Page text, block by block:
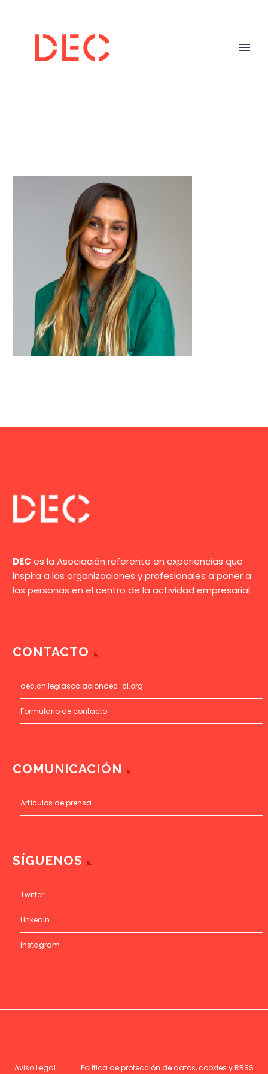
DEC es la Asociación referente en experiencias que
inspira a las organizaciones y profesionales a poner a
las personas en el centro de la actividad empresarial.
CONTACTO
dec.chile@asociaciondec-cl.org
Formulario de contacto
COMUNICACIÓN
Artículos de prensa
SÍGUENOS
Twitter
LinkedIn
Instagram
Aviso Legal Política de protección de datos, cookies y RRSS